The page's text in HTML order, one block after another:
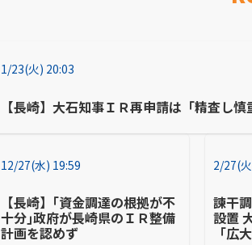
1/23(火) 20:03
【長崎】大石知事ＩＲ再申請は「精査し
12/27(水) 19:59
【長崎】｢資金調達の根拠が不
十分｣政府が長崎県のＩＲ整備
計画を認めず
2/27(
諫干
設置
「広